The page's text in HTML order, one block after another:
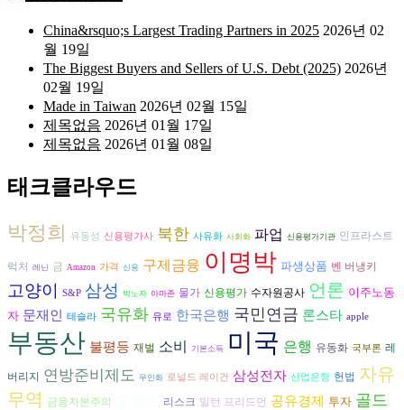
China&rsquo;s Largest Trading Partners in 2025 2026년 02
월 19일
The Biggest Buyers and Sellers of U.S. Debt (2025) 2026년
02월 19일
Made in Taiwan 2026년 02월 15일
제목없음 2026년 01월 17일
제목없음 2026년 01월 08일
태크클라우드
박정희 유동성 신용평가사 북한 사유화 사회화 파업 신용평가기관 인프라스트
럭처 레닌 금 Amazon 가격 신용 구제금융 이명박 파생상품 벤 버냉키
고양이 S&P 삼성 박노자 아마존 물가 신용평가 수자원공사 언론 이주노동
자 문재인 테슬라 국유화 유로 한국은행 국민연금 론스타 apple
부동산 불평등 재벌 소비 기본소득 미국 은행 유동화 국부론 레
버리지 연방준비제도 무인화 로널드 레이건 삼성전자 산업은행 헌법 자유
무역 금융자본주의 리스크 밀턴 프리드먼 공유경제 투자 골드